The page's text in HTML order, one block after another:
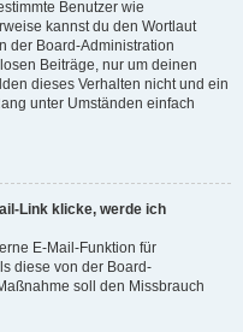
Benutzer wie
kannst du den Wortlaut
der Board-Administration
Beiträge, nur um deinen
dieses Verhalten nicht und ein
unter Umständen einfach
Link klicke, werde ich
E-Mail-Funktion für
diese von der Board-
soll den Missbrauch